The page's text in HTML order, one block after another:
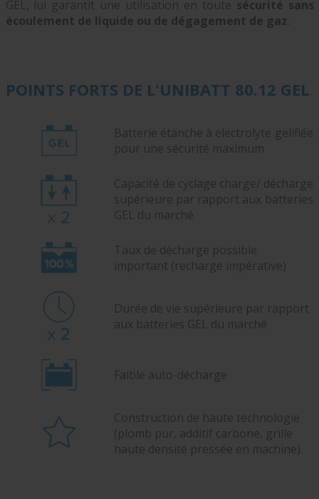
GEL, lui garantit une utilisation en toute sécurité sans
écoulement de liquide ou de dégagement de gaz.
POINTS FORTS DE L'UNIBATT 80.12 GEL
Batterie étanche à electrolyte gelifiée
pour une sécurité maximum
Capacité de cyclage charge/ décharge
supérieure par rapport aux batteries
GEL du marché
Taux de décharge possible
important (recharge impérative)
Durée de vie supérieure par rapport
aux batteries GEL du marché
Faible auto-décharge
Construction de haute technologie
(plomb pur, additif carbone, grille
haute densité pressée en machine).